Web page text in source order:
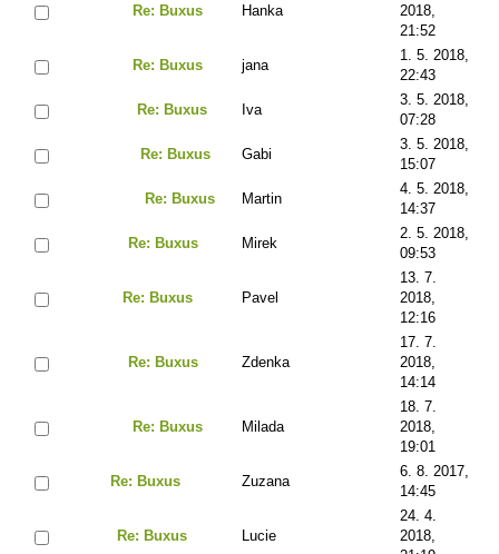
Re: Buxus Hanka
2018,
21:52
Re: Buxus jana
1. 5. 2018,
22:43
Re: Buxus Iva
3. 5. 2018,
07:28
Re: Buxus Gabi
3. 5. 2018,
15:07
Re: Buxus Martin
4. 5. 2018,
14:37
Re: Buxus Mirek
2. 5. 2018,
09:53
Re: Buxus Pavel
13. 7.
2018,
12:16
Re: Buxus Zdenka
17. 7.
2018,
14:14
Re: Buxus Milada
18. 7.
2018,
19:01
Re: Buxus Zuzana
6. 8. 2017,
14:45
Re: Buxus Lucie
24. 4.
2018,